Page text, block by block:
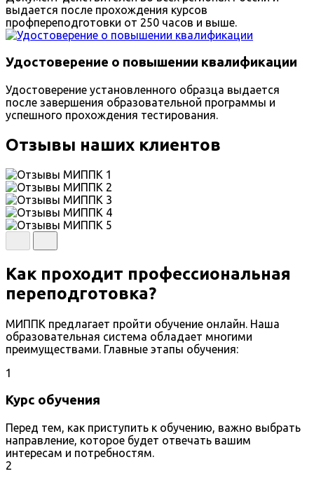
выдается после прохождения курсов
профпереподготовки от 250 часов и выше.
Удостоверение о повышении квалификации
Удостоверение установленного образца выдается
после завершения образовательной программы и
успешного прохождения тестирования.
Отзывы наших клиентов
Как проходит профессиональная
переподготовка?
МИППК предлагает пройти обучение онлайн. Наша
образовательная система обладает многими
преимуществами. Главные этапы обучения:
1
Курс обучения
Перед тем, как приступить к обучению, важно выбрать
направление, которое будет отвечать вашим
интересам и потребностям.
2